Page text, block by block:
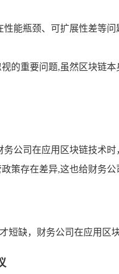
性能瓶颈、可扩展性差等
的重要问题,虽然区块链
公司在应用区块链技术
策存在差异,这也给财务
短缺，财务公司在应用区